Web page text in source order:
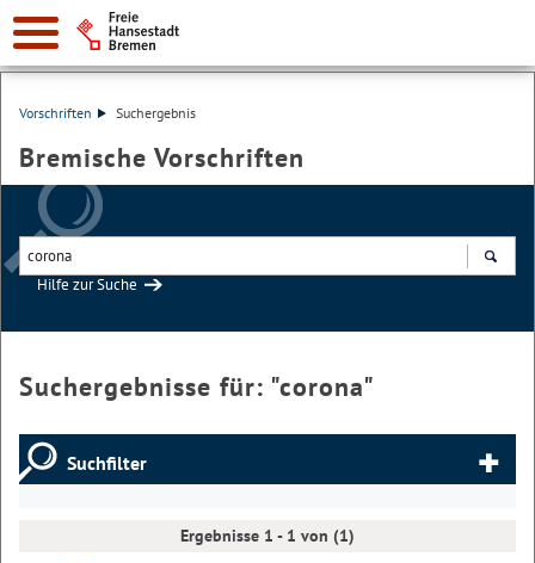
Vorschriften Suchergebnis
Bremische Vorschriften
Hilfe zur Suche
Suchergebnisse für: "corona"
Suchfilter
Ergebnisse 1 - 1 von (1)